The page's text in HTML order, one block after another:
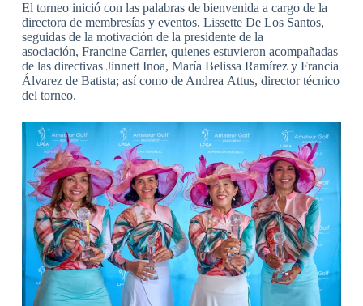
El torneo inició con las palabras de bienvenida a cargo de la
directora de membresías y eventos, Lissette De Los Santos,
seguidas de la motivación de la presidente de la
asociación, Francine Carrier, quienes estuvieron acompañadas
de las directivas Jinnett Inoa, María Belissa Ramírez y Francia
Álvarez de Batista; así como de Andrea Attus, director técnico
del torneo.